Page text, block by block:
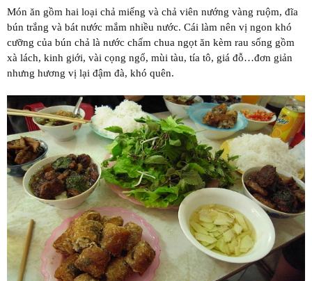
Món ăn gồm hai loại chả miếng và chả viên nướng vàng ruộm, đĩa
bún trắng và bát nước mắm nhiều nước. Cái làm nên vị ngon khó
cưỡng của bún chả là nước chấm chua ngọt ăn kèm rau sống gồm
xà lách, kinh giới, vài cọng ngổ, mùi tàu, tía tô, giá đỗ…đơn giản
nhưng hương vị lại đậm đà, khó quên.